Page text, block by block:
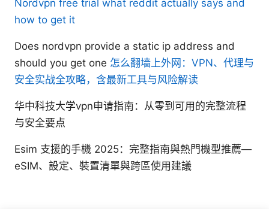
Nordvpn free trial what reddit actually says and
how to get it
Does nordvpn provide a static ip address and
should you get one 怎么翻墙上外网：VPN、代理与
安全实战全攻略，含最新工具与风险解读
华中科技大学vpn申请指南：从零到可用的完整流程
与安全要点
Esim 支援的手機 2025：完整指南與熱門機型推薦—
eSIM、設定、裝置清單與跨區使用建議